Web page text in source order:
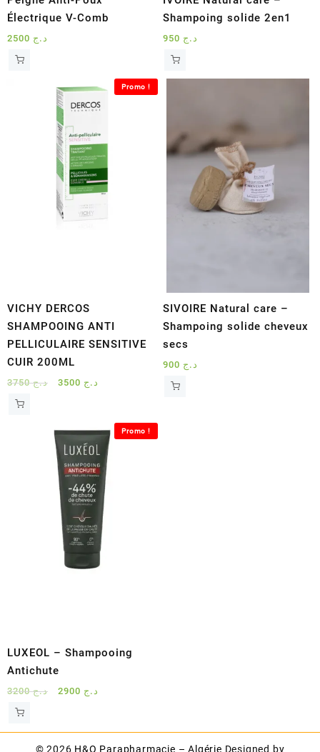
Électrique V-Comb
د.ج
Shampoing solide 2en1
د.ج
Promo !
VICHY DERCOS
SHAMPOOING ANTI
PELLICULAIRE SENSITIVE
CUIR 200ML
د.ج3750
Le
د.ج
est :
د.ج 3500.
SIVOIRE Natural care –
Shampoing solide cheveux
secs
د.ج
Promo !
LUXEOL – Shampooing
Antichute
د.ج3200
Le
était :
د.ج
est :
© 2026 H&O Parapharmacie – Algérie Designed by